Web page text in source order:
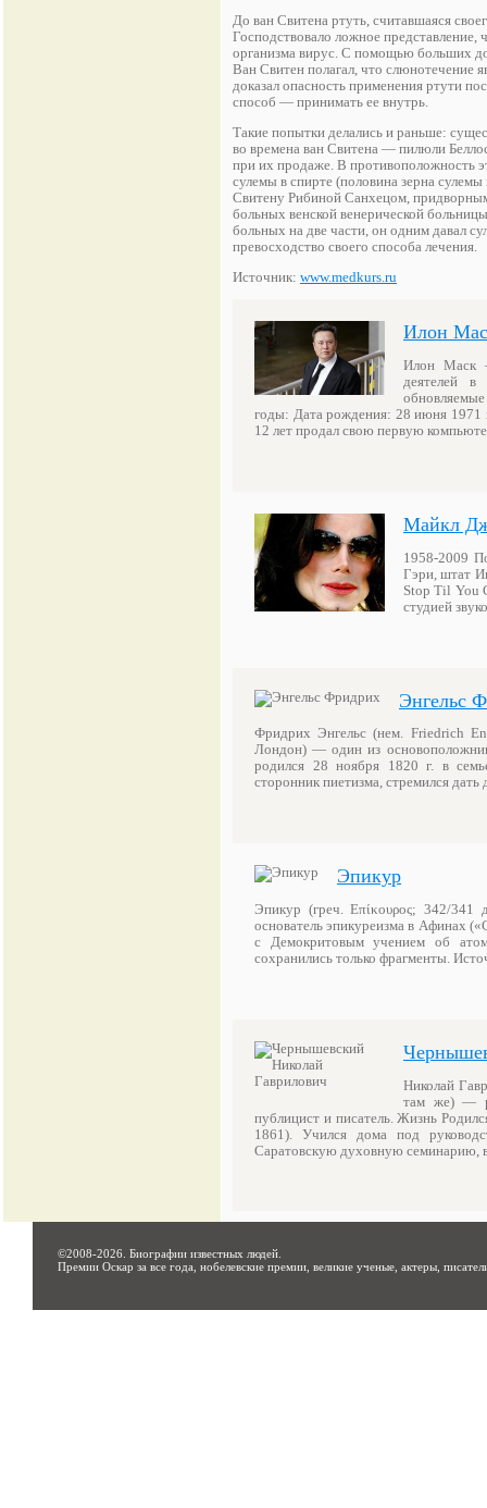
До ван Свитена ртуть, считавшаяся
Господствовало ложное
организма вирус. С помощью больших
Ван Свитен полагал, что слюнотечение
доказал опасность применения ртути
способ — принимать ее внутрь.
Такие попытки делались и раньше:
во времена ван Свитена — пилюли
при их продаже. В противоположность
сулемы в спирте (половина зерна
Свитену Рибиной Санхецом,
больных венской венерической
больных на две части, он одним давал
превосходство своего способа лечения.
Источник: www.medkurs.ru
Илон
Илон Маск
деятелей в
годы: Дата рождения: 28 июня 1971
12 лет продал свою первую
Майкл
1958-2009
Гэри, штат
Stop Til You
студией
Энгельс
Фридрих Энгельс (нем. Friedrich
Лондон) — один из
родился 28 ноября 1820 г. в
сторонник пиетизма, стремился
Эпикур
Эпикур (греч. Επίκουρος; 342/
основатель эпикуреизма в Афинах
с Демокритовым учением об
сохранились только фрагменты.
Николай
там же) —
публицист и писатель. Жизнь
1861). Учился дома под
Саратовскую духовную семинарию,
©2008-2026. Биографии известных людей
Премии Оскар за все года, нобелевские премии, великие ученые, актеры,